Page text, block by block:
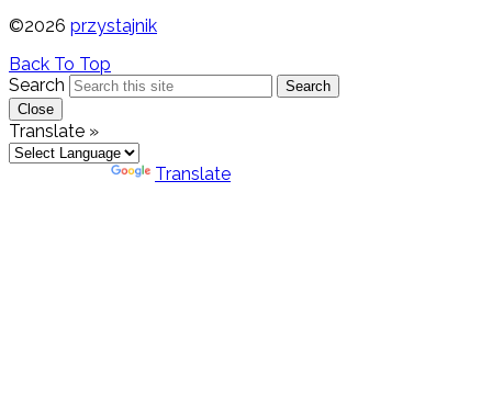
©2026 przystajnik
Back To Top
Search
Search
Close
Translate »
Translate